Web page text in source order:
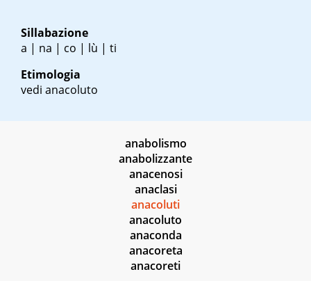
Sillabazione
a | na | co | lù | ti
Etimologia
vedi anacoluto
anabolismo
anabolizzante
anacenosi
anaclasi
anacoluti
anacoluto
anaconda
anacoreta
anacoreti